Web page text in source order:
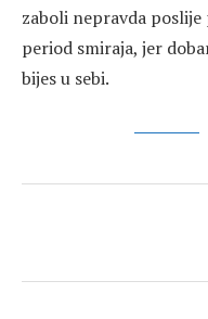
zaboli nepravda
period smiraja, jer
bijes u sebi.